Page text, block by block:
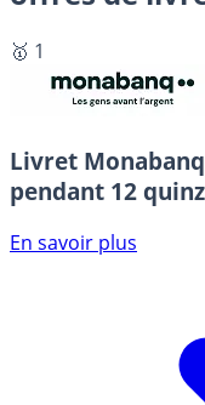
🥇 1
Livret Monabanq
pendant 12
En savoir plus